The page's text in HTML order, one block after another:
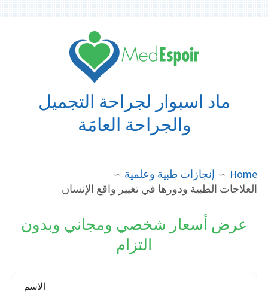
ماد اسبوار لجراحة التجميل
والجراحة العامَة
Home
إنجازات طبية وعلمية
العلاجات الطبية ودورها في تغيير واقع الإنسان
عرض أسعار شخصي ومجاني وبدون
التزام